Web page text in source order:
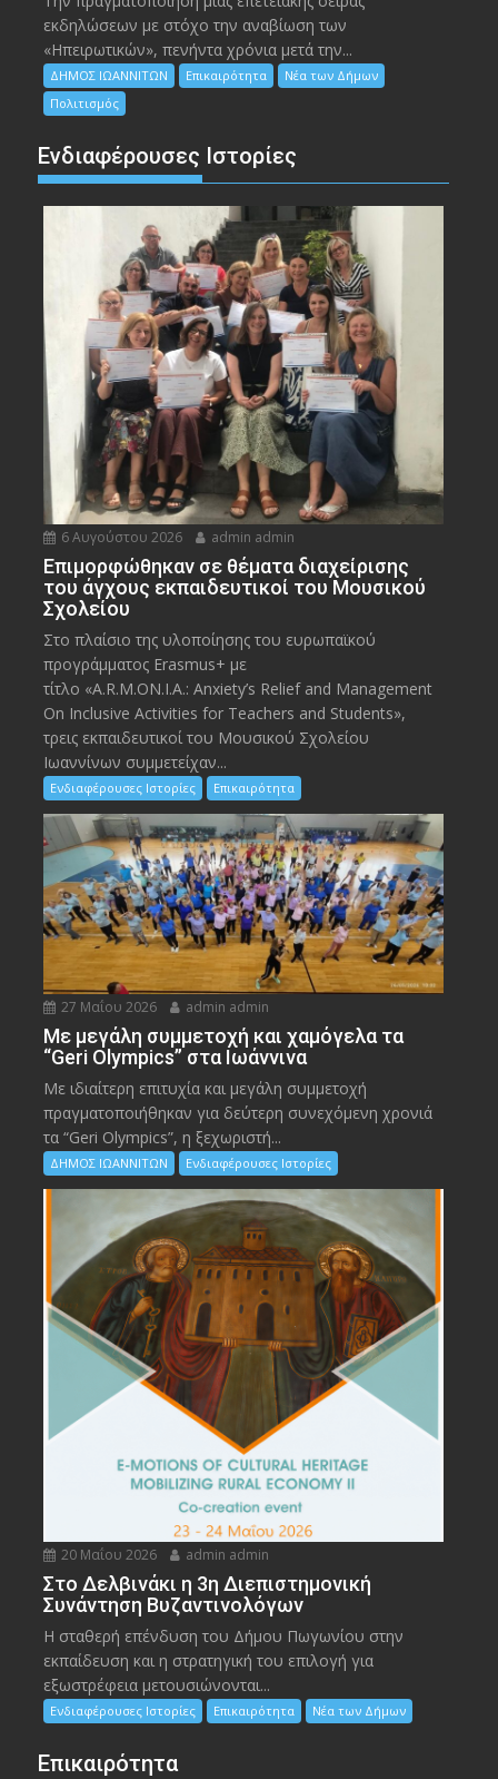
εκδηλώσεων με στόχο την αναβίωση των
«Ηπειρωτικών», πενήντα χρόνια μετά την...
ΔΗΜΟΣ ΙΩΑΝΝΙΤΩΝ Επικαιρότητα
Νέα των Δήμων
Πολιτισμός
Ενδιαφέρουσες Ιστορίες
6 Αυγούστου 2026 admin admin
Eπιμορφώθηκαν σε θέματα διαχείρισης
του άγχους εκπαιδευτικοί του Μουσικού
Σχολείου
Στο πλαίσιο της υλοποίησης του ευρωπαϊκού
προγράμματος Erasmus+ με
τίτλο «A.R.M.ON.I.A.: Anxiety’s Relief and Management
On Inclusive Activities for Teachers and Students»,
τρεις εκπαιδευτικοί του Μουσικού Σχολείου
Ιωαννίνων συμμετείχαν...
Ενδιαφέρουσες Ιστορίες Επικαιρότητα
27 Μαΐου 2026 admin admin
Με μεγάλη συμμετοχή και χαμόγελα τα
“Geri Olympics” στα Ιωάννινα
Με ιδιαίτερη επιτυχία και μεγάλη συμμετοχή
πραγματοποιήθηκαν για δεύτερη συνεχόμενη χρονιά
τα “Geri Olympics”, η ξεχωριστή...
ΔΗΜΟΣ ΙΩΑΝΝΙΤΩΝ Ενδιαφέρουσες Ιστορίες
20 Μαΐου 2026 admin admin
Στο Δελβινάκι η 3η Διεπιστημονική
Συνάντηση Βυζαντινολόγων
Η σταθερή επένδυση του Δήμου Πωγωνίου στην
εκπαίδευση και η στρατηγική του επιλογή για
εξωστρέφεια μετουσιώνονται...
Ενδιαφέρουσες Ιστορίες Επικαιρότητα Νέα των Δήμων
Επικαιρότητα